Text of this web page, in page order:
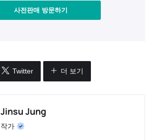
사전판매 방문하기
Twitter 더 보기
Jinsu Jung
작가